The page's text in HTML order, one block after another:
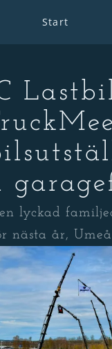
Start
lyckad
nästa år,